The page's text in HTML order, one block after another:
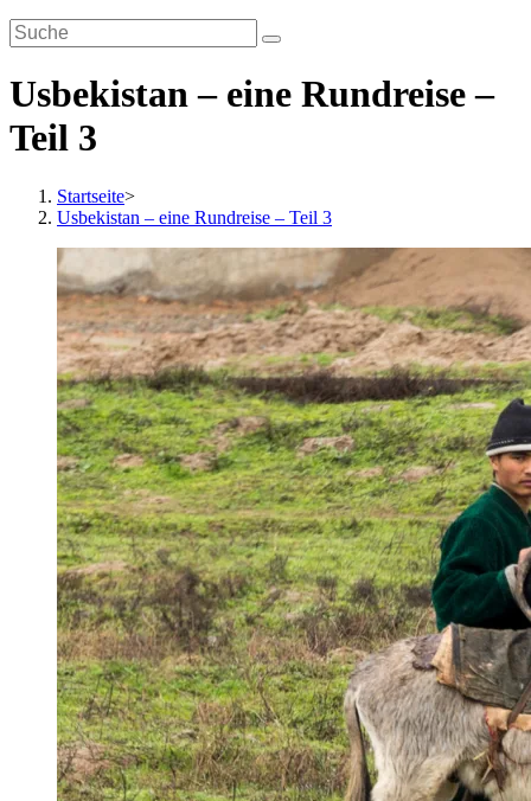
Usbekistan – eine Rundreise –
Teil 3
Startseite>
Usbekistan – eine Rundreise – Teil 3